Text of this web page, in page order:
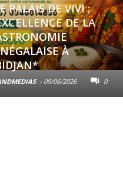
PALAIS DE VIVI :
DE LA
À
- 09/06/2026 0